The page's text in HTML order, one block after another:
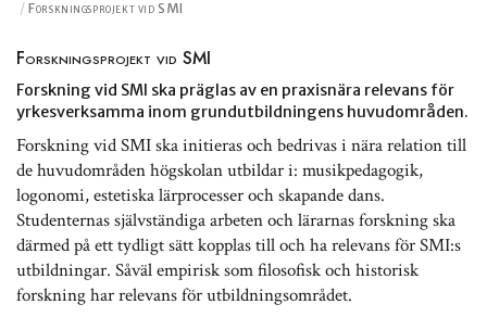
Forskningsprojekt vid SMI
Forskningsprojekt vid SMI
Forskning vid SMI ska präglas av en praxisnära relevans för
yrkesverksamma inom grundutbildningens huvudområden.
Forskning vid SMI ska initieras och bedrivas i nära relation till
de huvudområden högskolan utbildar i: musikpedagogik,
logonomi, estetiska lärprocesser och skapande dans.
Studenternas självständiga arbeten och lärarnas forskning ska
därmed på ett tydligt sätt kopplas till och ha relevans för SMI:s
utbildningar. Såväl empirisk som filosofisk och historisk
forskning har relevans för utbildningsområdet.